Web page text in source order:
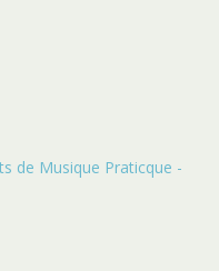
de Musique Praticque -